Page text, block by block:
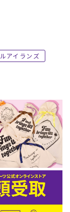
アイランズ